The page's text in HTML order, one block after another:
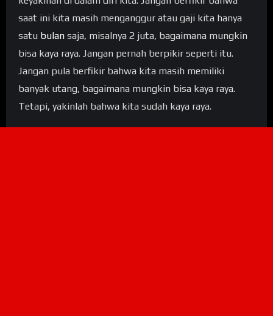
saat ini kita masih menganggur atau gaji kita hanya
satu bulan saja, misalnya 2 juta, bagaimana mungkin
bisa kaya raya. Jangan pernah berpikir seperti itu.
Jangan pula berfikir bahwa kita masih memiliki
banyak utang, bagaimana mungkin bisa kaya raya.
Tetapi, yakinlah bahwa kita sudah kaya raya.